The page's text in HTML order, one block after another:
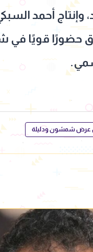
أحمد
حضورًا قويًا في
عرض شمشون ودليلة